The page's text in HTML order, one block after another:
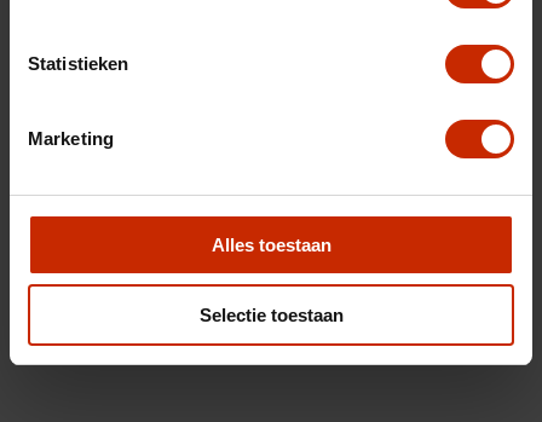
Statistieken
Marketing
Alles toestaan
Selectie toestaan